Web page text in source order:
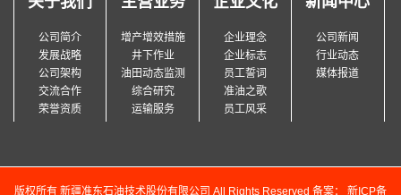
公司简介
发展战略
公司架构
交流合作
荣誉资质
增产增效措施
井下作业
油田动态监测
综合研究
运输服务
企业理念
企业标志
员工誓词
准油之歌
员工风采
公司新闻
行业动态
媒体报道
版权所有 新疆准东石油技术股份有限公司 All Rights Reserved 备案： 新ICP备